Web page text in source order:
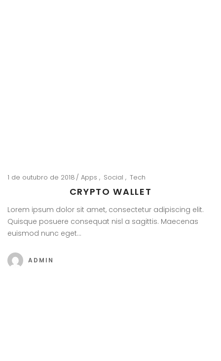
1 de outubro de 2018 Apps Social Tech
CRYPTO WALLET
Lorem ipsum dolor sit amet, consectetur adipiscing elit.
Quisque posuere consequat nisl a sagittis. Maecenas
euismod nunc eget…
ADMIN